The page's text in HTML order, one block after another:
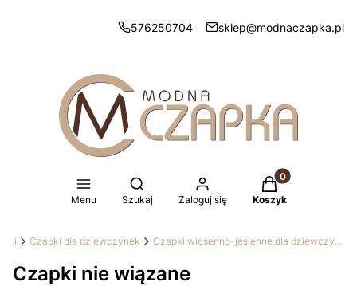
576250704 sklep@modnaczapka.pl
Menu
Otwórz wyszukiwarkę
Szukaj Zaloguj się
Produkty w
Koszyk
Czapki dla dziewczynek Czapki wiosenno-jesienne dla dziewczynek
Czapki nie wiązane